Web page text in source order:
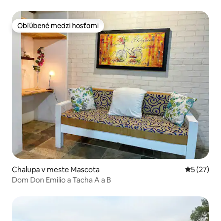
Obľúbené medzi hosťami
Obľúbené medzi hosťami
Chalupa v meste Mascota
5 (27)
Dom Don Emilio a Tacha A a B